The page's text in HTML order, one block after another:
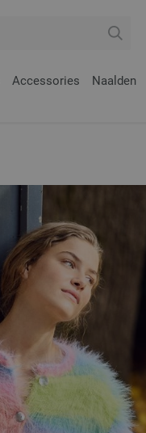
Accessories Naalden